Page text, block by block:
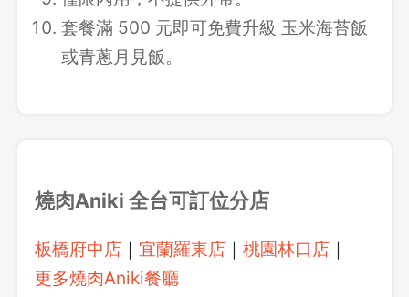
套餐滿 500 元即可免費升級 玉米海苔飯
或青蔥月見飯。
燒肉Aniki全台可訂位分店
板橋府中店 ｜ 宜蘭羅東店 ｜桃園林口店 ｜
更多燒肉Aniki餐廳